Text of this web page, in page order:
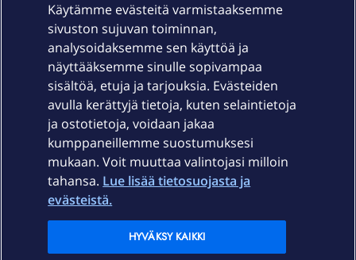
Laitteet & liittymät
Palvelut
Ajankohtaista
Elisa Oyj
Käytämme evästeitä varmistaaksemme
sivuston sujuvan toiminnan,
analysoidaksemme sen käyttöä ja
näyttääksemme sinulle sopivampaa
sisältöä, etuja ja tarjouksia. Evästeiden
avulla kerättyjä tietoja, kuten selaintietoja
ja ostotietoja, voidaan jakaa
kumppaneillemme suostumuksesi
mukaan. Voit muuttaa valintojasi milloin
tahansa. Lue lisää tietosuojasta ja
evästeistä.
HYVÄKSY KAIKKI